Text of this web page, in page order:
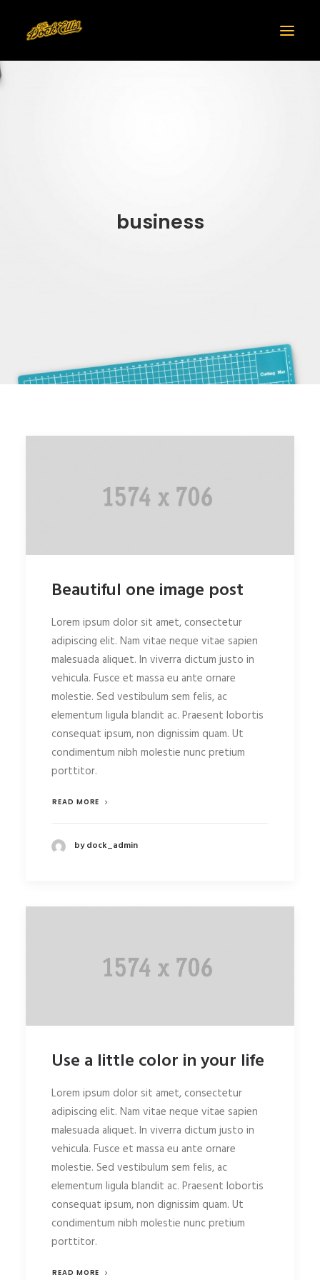
business
Beautiful one image post
Lorem ipsum dolor sit amet, consectetur
adipiscing elit. Nam vitae neque vitae sapien
malesuada aliquet. In viverra dictum justo in
vehicula. Fusce et massa eu ante ornare
molestie. Sed vestibulum sem felis, ac
elementum ligula blandit ac. Praesent lobortis
consequat ipsum, non dignissim quam. Ut
condimentum nibh molestie nunc pretium
porttitor.
READ MORE
by dock_admin
Use a little color in your life
Lorem ipsum dolor sit amet, consectetur
adipiscing elit. Nam vitae neque vitae sapien
malesuada aliquet. In viverra dictum justo in
vehicula. Fusce et massa eu ante ornare
molestie. Sed vestibulum sem felis, ac
elementum ligula blandit ac. Praesent lobortis
consequat ipsum, non dignissim quam. Ut
condimentum nibh molestie nunc pretium
porttitor.
READ MORE